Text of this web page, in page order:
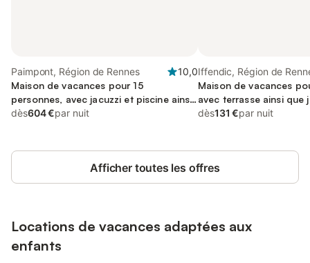
Paimpont, Région de Rennes
10,0
Maison de vacances pour 15
personnes, avec jacuzzi et piscine ainsi
que sauna et jardin
dès604 €par nuit
Iffendic, Région de
Maison de vacances
avec terrasse ainsi que
dès131 €par nuit
Afficher toutes les offres
Locations de vacances adaptées aux
enfants